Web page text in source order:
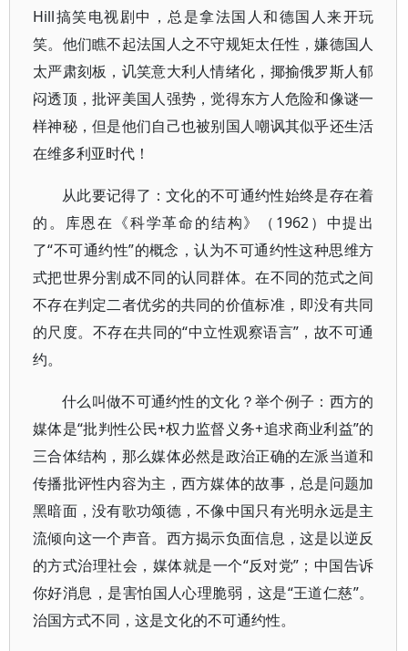
Hill搞笑电视剧中，总是拿法国人和德国人来开玩
笑。他们瞧不起法国人之不守规矩太任性，嫌德国人
太严肃刻板，讥笑意大利人情绪化，揶揄俄罗斯人郁
闷透顶，批评美国人强势，觉得东方人危险和像谜一
样神秘，但是他们自己也被别国人嘲讽其似乎还生活
在维多利亚时代！
从此要记得了：文化的不可通约性始终是存在着
的。库恩在《科学革命的结构》（1962）中提出
了“不可通约性”的概念，认为不可通约性这种思维方
式把世界分割成不同的认同群体。在不同的范式之间
不存在判定二者优劣的共同的价值标准，即没有共同
的尺度。不存在共同的“中立性观察语言”，故不可通
约。
什么叫做不可通约性的文化？举个例子：西方的
媒体是“批判性公民+权力监督义务+追求商业利益”的
三合体结构，那么媒体必然是政治正确的左派当道和
传播批评性内容为主，西方媒体的故事，总是问题加
黑暗面，没有歌功颂德，不像中国只有光明永远是主
流倾向这一个声音。西方揭示负面信息，这是以逆反
的方式治理社会，媒体就是一个“反对党”；中国告诉
你好消息，是害怕国人心理脆弱，这是“王道仁慈”。
治国方式不同，这是文化的不可通约性。